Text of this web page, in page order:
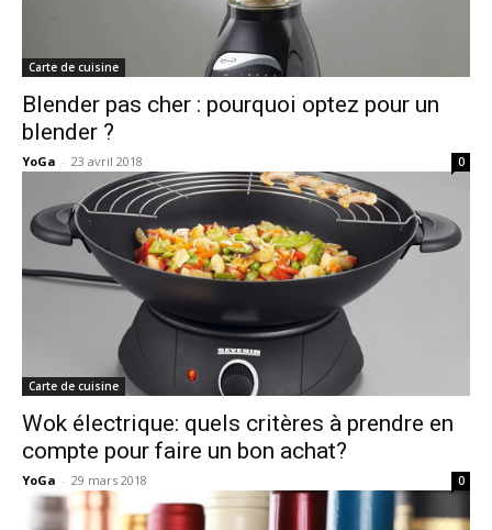
Carte de cuisine
Blender pas cher : pourquoi optez pour un
blender ?
YoGa - 23 avril 2018 0
Carte de cuisine
Wok électrique: quels critères à prendre en
compte pour faire un bon achat?
YoGa - 29 mars 2018 0